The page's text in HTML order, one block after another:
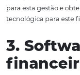
você poderá
engajamento dos
que se economize
criação de um
cadastrais de